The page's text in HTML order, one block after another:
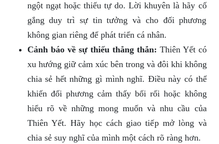
ngột ngạt hoặc thiếu tự do. Lời khuyên là hãy cố
gắng duy trì sự tin tưởng và cho đối phương
không gian riêng để phát triển cá nhân.
Cảnh báo về sự thiếu thẳng thắn: Thiên Yết có
xu hướng giữ cảm xúc bên trong và đôi khi không
chia sẻ hết những gì mình nghĩ. Điều này có thể
khiến đối phương cảm thấy bối rối hoặc không
hiểu rõ về những mong muốn và nhu cầu của
Thiên Yết. Hãy học cách giao tiếp mở lòng và
chia sẻ suy nghĩ của mình một cách rõ ràng hơn.